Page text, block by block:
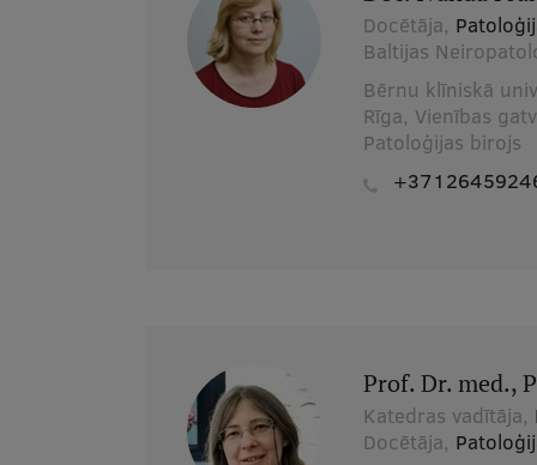
Docētāja,
Baltijas
Bērnu klīniskā
Rīga, Vienības
Patoloģijas birojs
Prof. Dr. med.,
Katedras vadītāja,
Docētāja,